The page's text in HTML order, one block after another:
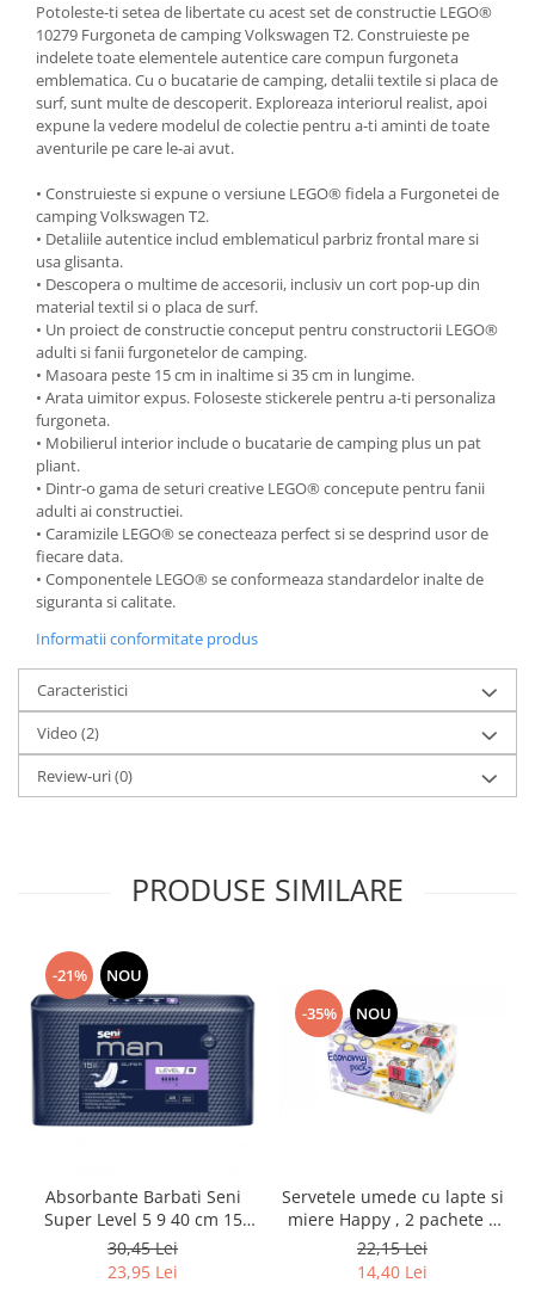
Potoleste-ti setea de libertate cu acest set de constructie LEGO®
10279 Furgoneta de camping Volkswagen T2. Construieste pe
indelete toate elementele autentice care compun furgoneta
emblematica. Cu o bucatarie de camping, detalii textile si placa de
surf, sunt multe de descoperit. Exploreaza interiorul realist, apoi
expune la vedere modelul de colectie pentru a-ti aminti de toate
aventurile pe care le-ai avut.
• Construieste si expune o versiune LEGO® fidela a Furgonetei de
camping Volkswagen T2.
• Detaliile autentice includ emblematicul parbriz frontal mare si
usa glisanta.
• Descopera o multime de accesorii, inclusiv un cort pop-up din
material textil si o placa de surf.
• Un proiect de constructie conceput pentru constructorii LEGO®
adulti si fanii furgonetelor de camping.
• Masoara peste 15 cm in inaltime si 35 cm in lungime.
• Arata uimitor expus. Foloseste stickerele pentru a-ti personaliza
furgoneta.
• Mobilierul interior include o bucatarie de camping plus un pat
pliant.
• Dintr-o gama de seturi creative LEGO® concepute pentru fanii
adulti ai constructiei.
• Caramizile LEGO® se conecteaza perfect si se desprind usor de
fiecare data.
• Componentele LEGO® se conformeaza standardelor inalte de
siguranta si calitate.
Informatii conformitate produs
Caracteristici
Video (2)
Review-uri(0)
PRODUSE SIMILARE
-21% NOU
Absorbante Barbati Seni
Super Level 5 9 40 cm 15
Bucati
30,45 Lei
23,95 Lei
-35% NOU
Servetele umede cu lapte si
miere Happy , 2 pachete x
64 bucati, 128 bucati
22,15 Lei
14,40 Lei